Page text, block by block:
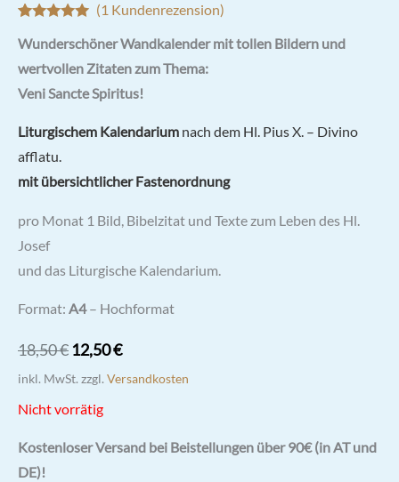
5.00von 5,
auf
(1 Kundenrezension)
Wunderschöner Wandkalender mit tollen Bildern und
wertvollen Zitaten zum Thema:
Veni Sancte Spiritus!
Liturgischem Kalendarium nach dem Hl. Pius X. – Divino
afflatu.
mit übersichtlicher Fastenordnung
pro Monat 1 Bild, Bibelzitat und Texte zum Leben des Hl.
Josef
und das Liturgische Kalendarium.
Format: A4– Hochformat
18,50€ Ursprünglicher
Preis
war:
12,50€Aktueller
Preis
inkl. MwSt. zzgl. Versandkosten
Nicht vorrätig
Kostenloser Versand bei Beistellungen über 90€ (in AT und
DE)!